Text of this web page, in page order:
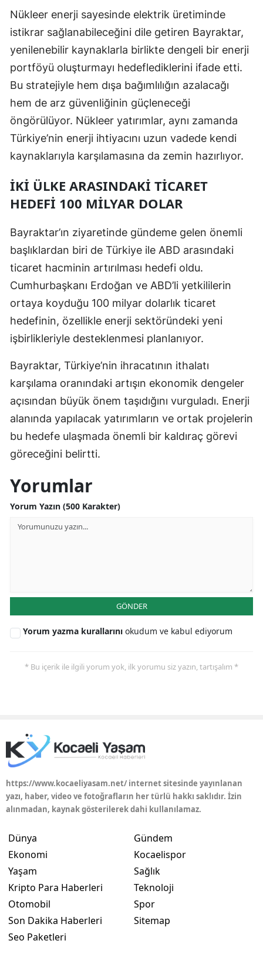
Düzce
Nükleer enerji sayesinde elektrik üretiminde
istikrar sağlanabileceğini dile getiren Bayraktar,
yenilenebilir kaynaklarla birlikte dengeli bir enerji
portföyü oluşturmayı hedeflediklerini ifade etti.
Bu stratejiyle hem dışa bağımlılığın azalacağı
hem de arz güvenliğinin güçleneceği
öngörülüyor. Nükleer yatırımlar, aynı zamanda
Türkiye’nin enerji ihtiyacını uzun vadede kendi
kaynaklarıyla karşılamasına da zemin hazırlıyor.
İKI ÜLKE ARASINDAKI TICARET
HEDEFI 100 MILYAR DOLAR
Bayraktar’ın ziyaretinde gündeme gelen önemli
başlıklardan biri de Türkiye ile ABD arasındaki
ticaret hacminin artırılması hedefi oldu.
Cumhurbaşkanı Erdoğan ve ABD’li yetkililerin
ortaya koyduğu 100 milyar dolarlık ticaret
hedefinin, özellikle enerji sektöründeki yeni
işbirlikleriyle desteklenmesi planlanıyor.
Bayraktar, Türkiye’nin ihracatının ithalatı
karşılama oranındaki artışın ekonomik dengeler
açısından büyük önem taşıdığını vurguladı. Enerji
alanında yapılacak yatırımların ve ortak projelerin
bu hedefe ulaşmada önemli bir kaldıraç görevi
göreceğini belirtti.
Yorumlar
Yorum Yazın (500 Karakter)
GÖNDER
Yorum yazma kurallarını okudum ve kabul ediyorum
* Bu içerik ile ilgili yorum yok, ilk yorumu siz yazın, tartışalım *
https://www.kocaeliyasam.net/ internet sitesinde yayınlanan
yazı, haber, video ve fotoğrafların her türlü hakkı saklıdır. İzin
alınmadan, kaynak gösterilerek dahi kullanılamaz.
Dünya
Ekonomi
Yaşam
Kripto Para Haberleri
Otomobil
Son Dakika Haberleri
Seo Paketleri
Gündem
Kocaelispor
Sağlık
Teknoloji
Spor
Sitemap